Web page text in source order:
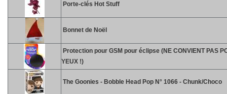
Porte-clés Hot Stuff
Bonnet de Noël
Protection pour GSM pour éclipse (NE CONVIENT PAS
YEUX !)
The Goonies - Bobble Head Pop N° 1066 - Chunk/Choco